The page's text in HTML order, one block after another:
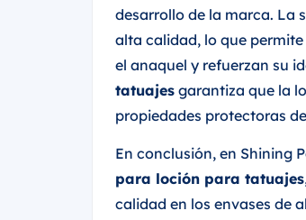
desarrollo de la marca. La
alta calidad, lo que
el anaquel y refuerzan su
tatuajes garantiza que la
propiedades protectoras
En conclusión, en Shining
para loción para tatuajes
calidad en los envases de